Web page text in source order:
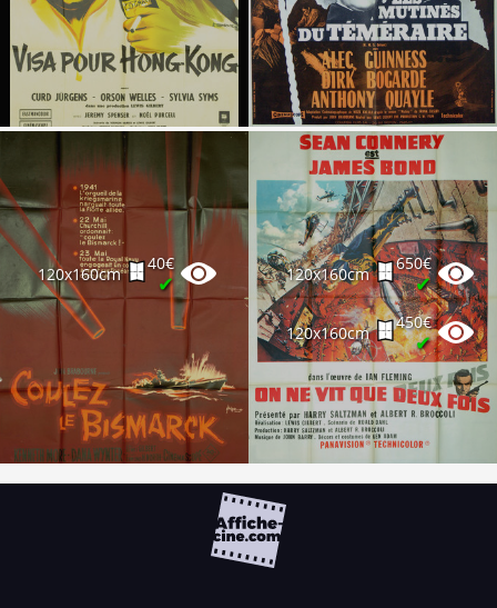
120x160cm
40€
✔ 120x160cm
650€
✔
120x160cm
450€
✔